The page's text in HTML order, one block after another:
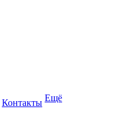
Контакты Ещё